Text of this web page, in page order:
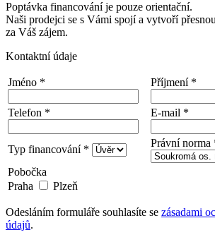
Poptávka financování je pouze orientační.
Naši prodejci se s Vámi spojí a vytvoří
za Váš zájem.
Kontaktní údaje
Jméno * Příjmení *
Telefon * E-mail *
Typ financování *
Právní norma
Pobočka
Praha
Plzeň
Odesláním formuláře souhlasíte se zásadami
údajů.